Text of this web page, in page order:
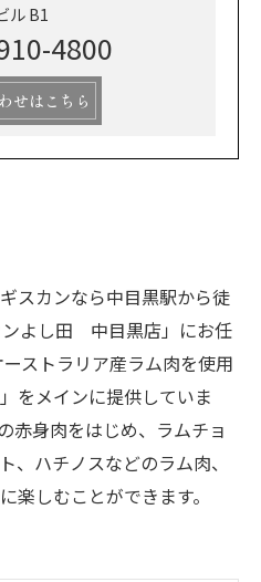
ル B1
4800
せはこちら
スカンなら中目黒駅から徒
よし田 中目黒店」にお任
ストラリア産ラム肉を使用
をメインに提供していま
赤身肉をはじめ、ラムチョ
、ハチノスなどのラム肉、
楽しむことができます。